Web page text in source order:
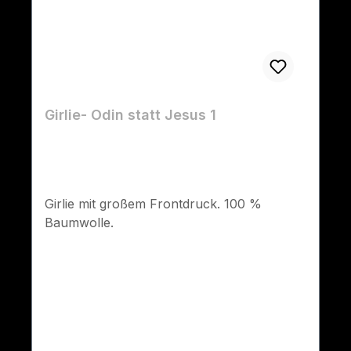
Girlie- Odin statt Jesus 1
Girlie mit großem Frontdruck. 100 %
Baumwolle.